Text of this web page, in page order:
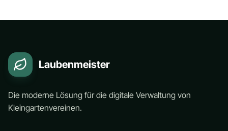
Laubenmeister
Die moderne Lösung für die digitale Verwaltung von
Kleingartenvereinen.